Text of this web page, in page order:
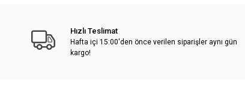
Hızlı Teslimat
Hafta içi 15:00'den önce verilen siparişler aynı gün
kargo!